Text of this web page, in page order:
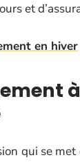
et
en hiver
qui se